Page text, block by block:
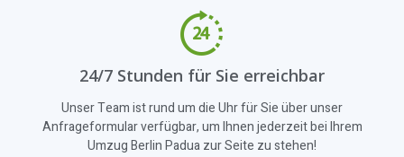
24/7 Stunden für Sie erreichbar
Unser Team ist rund um die Uhr für Sie über unser
Anfrageformular verfügbar, um Ihnen jederzeit bei Ihrem
Umzug Berlin Padua zur Seite zu stehen!